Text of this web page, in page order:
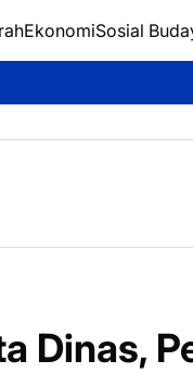
EkonomiSosial
Dina
Dinas,